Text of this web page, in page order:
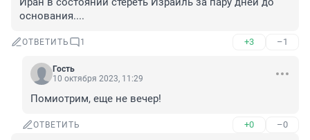
основания....
ОТВЕТИТЬ 1 +3 –1
Гость
10 октября 2023, 11:29
Помиотрим, еще не вечер!
ОТВЕТИТЬ +0 –0